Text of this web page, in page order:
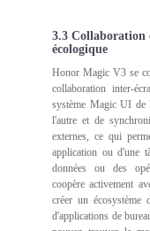
3.3 Collaboration
écologique
Honor Magic V3 se
collaboration inter-
système Magic UI de
l'autre et de
externes, ce qui
application ou d'une
données ou des
coopère activement
créer un écosystème
d'applications de